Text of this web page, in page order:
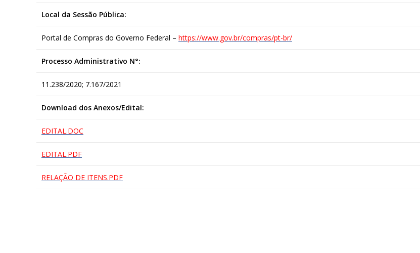
Local da Sessão Pública:
Portal de Compras do Governo Federal – https://www.gov.br/compras/pt-br/
Processo Administrativo N°:
11.238/2020; 7.167/2021
Download dos Anexos/Edital:
EDITAL.DOC
EDITAL.PDF
RELAÇÃO DE ITENS.PDF